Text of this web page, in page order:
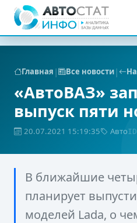
Главная | Все новости|
«АвтоВАЗ»
выпуск пяти
20.07.2021 15:19:35 Авто
В ближайшие
планирует
моделей Lada, о